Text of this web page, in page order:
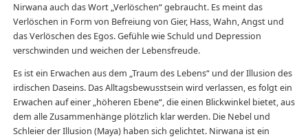
Nirwana auch das Wort „Verlöschen“ gebraucht. Es meint das
Verlöschen in Form von Befreiung von Gier, Hass, Wahn, Angst und
das Verlöschen des Egos. Gefühle wie Schuld und Depression
verschwinden und weichen der Lebensfreude.
Es ist ein Erwachen aus dem „Traum des Lebens“ und der Illusion des
irdischen Daseins. Das Alltagsbewusstsein wird verlassen, es folgt ein
Erwachen auf einer „höheren Ebene“, die einen Blickwinkel bietet, aus
dem alle Zusammenhänge plötzlich klar werden. Die Nebel und
Schleier der Illusion (Maya) haben sich gelichtet. Nirwana ist ein